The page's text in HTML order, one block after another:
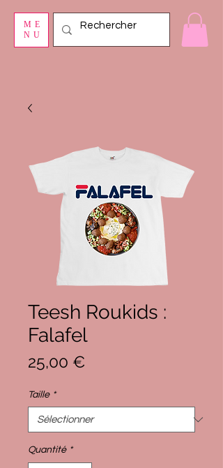
ME
NU
Teesh Roukids :
Falafel
25,00 €
Taille *
Quantité *